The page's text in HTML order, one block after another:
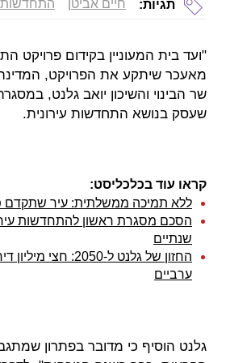
תגיות: חיים אביטן התחדשות
"ועד בית המעוניין בקידום פרויקט
מאעכר שיתקע את הפרויקט, המדינה
שר הבינוי והשיכון יואב גלנט,
שעסק בנושא התחדשות עירונית.
קראו עוד בכלכליסט:
ללא תמיכה ממשלתית: עיר שתקדם
שנתיים
החזון של גלנט ל-
ערביים
גלנט הוסיף כי מדובר בפתרון